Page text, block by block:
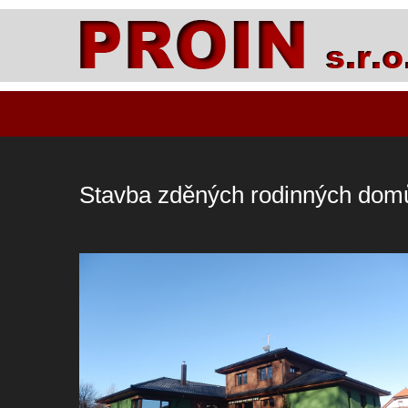
Stavba zděných rodinných